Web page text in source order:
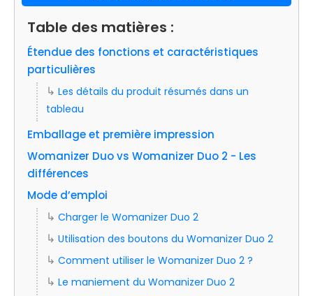
Table des matières :
Étendue des fonctions et caractéristiques
particulières
Les détails du produit résumés dans un
tableau
Emballage et première impression
Womanizer Duo vs Womanizer Duo 2 - Les
différences
Mode d’emploi
Charger le Womanizer Duo 2
Utilisation des boutons du Womanizer Duo 2
Comment utiliser le Womanizer Duo 2 ?
Le maniement du Womanizer Duo 2